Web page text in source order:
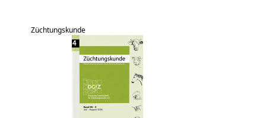
Züchtungskunde